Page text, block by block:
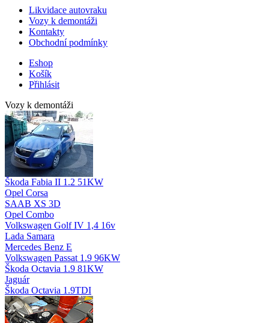
Likvidace autovraku
Vozy k demontáži
Kontakty
Obchodní podmínky
Eshop
Košík
Přihlásit
Vozy k demontáži
Škoda Fabia II 1.2 51KW
Opel Corsa
SAAB XS 3D
Opel Combo
Volkswagen Golf IV 1,4 16v
Lada Samara
Mercedes Benz E
Volkswagen Passat 1.9 96KW
Škoda Octavia 1.9 81KW
Jaguár
Škoda Octavia 1.9TDI